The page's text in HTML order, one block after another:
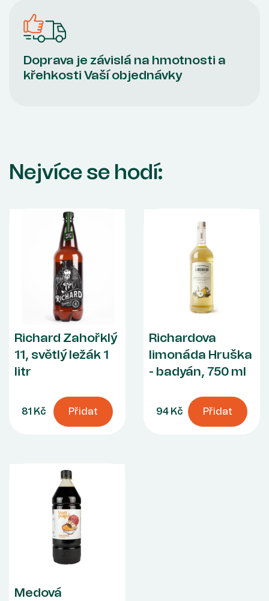
Doprava je závislá na hmotnosti a
křehkosti Vaší objednávky
Nejvíce se hodí:
Richard Zahořklý
11, světlý ležák 1
litr
81 Kč Přidat
Richardova
limonáda Hruška
- badyán, 750 ml
94 Kč Přidat
Medová